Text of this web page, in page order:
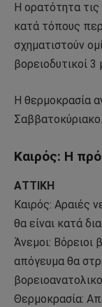
Η ορατότητα
κατά τόπους
σχηματιστούν
βορειοδυτικοί
Η θερμοκρασία
Σαββατοκύριακο.
Καιρός: Η
ΑΤΤΙΚΗ
Καιρός: Αραιές
θα είναι κατά
Άνεμοι: Βόρειοι
απόγευμα θα
Θερμοκρασία: